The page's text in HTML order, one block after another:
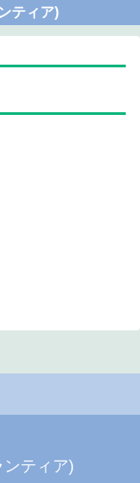
ティア)
ティア)